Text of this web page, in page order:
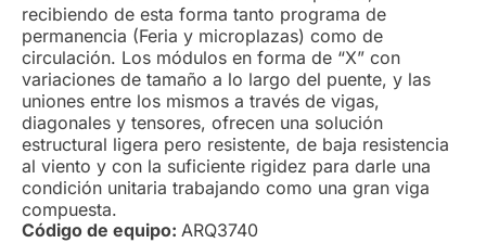
Código de equipo: ARQ3740
recibiendo de esta forma tanto programa de
permanencia (Feria y microplazas) como de
circulación. Los módulos en forma de “X” con
variaciones de tamaño a lo largo del puente, y las
uniones entre los mismos a través de vigas,
diagonales y tensores, ofrecen una solución
estructural ligera pero resistente, de baja resistencia
al viento y con la suficiente rigidez para darle una
condición unitaria trabajando como una gran viga
compuesta.